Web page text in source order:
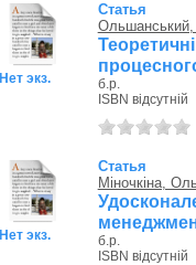
Нет экз.
Статья
Ольшанський,
б.р.
ISBN відсутній
Нет экз.
Статья
Міночкіна,
б.р.
ISBN відсутній